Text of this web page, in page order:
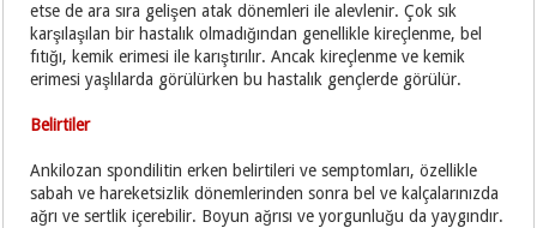
etse de ara sıra gelişen atak dönemleri ile alevlenir. Çok sık
karşılaşılan bir hastalık olmadığından genellikle kireçlenme, bel
fıtığı, kemik erimesi ile karıştırılır. Ancak kireçlenme ve kemik
erimesi yaşlılarda görülürken bu hastalık gençlerde görülür.
Belirtiler
Ankilozan spondilitin erken belirtileri ve semptomları, özellikle
sabah ve hareketsizlik dönemlerinden sonra bel ve kalçalarınızda
ağrı ve sertlik içerebilir. Boyun ağrısı ve yorgunluğu da yaygındır.